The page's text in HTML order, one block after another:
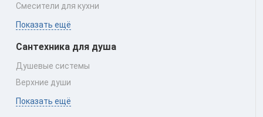
Смесители для кухни
Показать ещё
Сантехника для душа
Душевые системы
Верхние души
Показать ещё